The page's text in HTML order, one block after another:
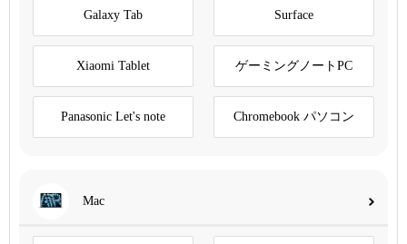
Galaxy Tab Surface
Xiaomi Tablet ゲーミングノートPC
Panasonic Let's note Chromebook パソコン
Mac